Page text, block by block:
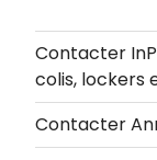
Contacter
colis, lockers
Contacter